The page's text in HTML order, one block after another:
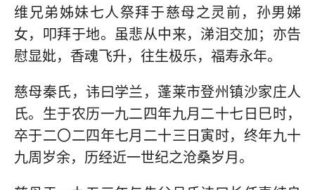
维兄弟姊妹七人祭拜于慈母之灵前，孙男娣
女，叩拜于地。虽悲从中来，涕泪交加；亦告
慰显妣，香魂飞升，往生极乐，福寿永年。
慈母秦氏，讳曰学兰，蓬莱市登州镇沙家庄人
氏。生于农历一九二四年九月二十七日巳时，
卒于二〇二四年七月二十三日寅时，终年九十
九周岁余，历经近一世纪之沧桑岁月。